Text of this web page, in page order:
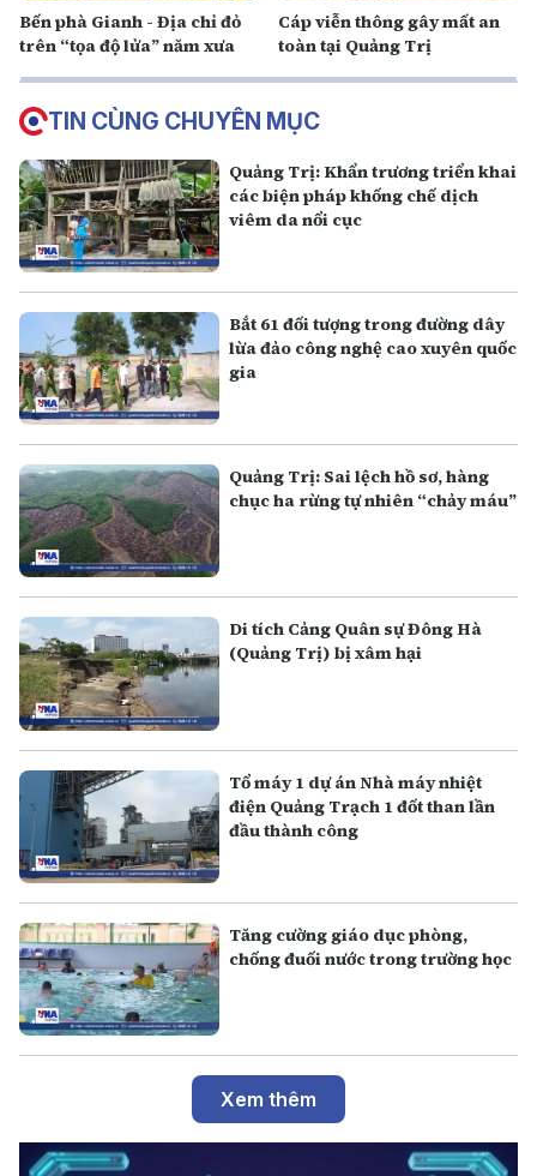
Bến phà Gianh - Địa chỉ đỏ
trên “tọa độ lửa” năm xưa
Cáp viễn thông gây mất an
toàn tại Quảng Trị
TIN CÙNG CHUYÊN MỤC
Quảng Trị: Khẩn trương triển khai
các biện pháp khống chế dịch
viêm da nổi cục
Bắt 61 đối tượng trong đường dây
lừa đảo công nghệ cao xuyên quốc
gia
Quảng Trị: Sai lệch hồ sơ, hàng
chục ha rừng tự nhiên “chảy máu”
Di tích Cảng Quân sự Đông Hà
(Quảng Trị) bị xâm hại
Tổ máy 1 dự án Nhà máy nhiệt
điện Quảng Trạch 1 đốt than lần
đầu thành công
Tăng cường giáo dục phòng,
chống đuối nước trong trường học
Xem thêm